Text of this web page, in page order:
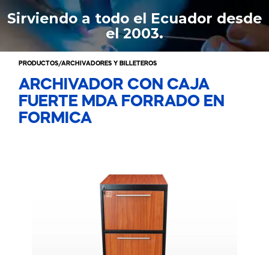
Sirviendo a todo el Ecuador desde
el 2003.
PRODUCTOS/ARCHIVADORES Y BILLETEROS
ARCHIVADOR CON CAJA
FUERTE MDA FORRADO EN
FORMICA